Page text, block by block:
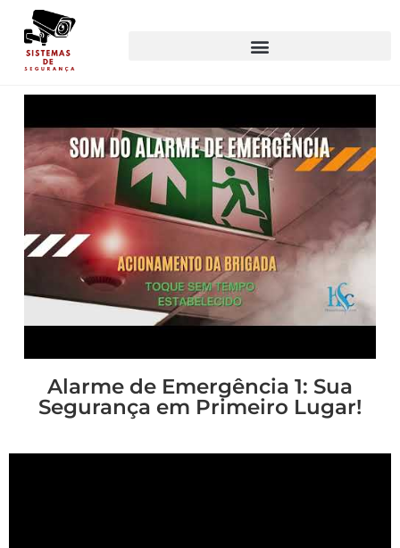
Alarme de Emergência 1: Sua
Segurança em Primeiro Lugar!